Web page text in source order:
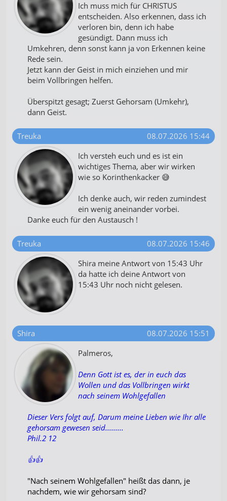
Ich muss mich für CHRISTUS
entscheiden. Also erkennen, dass ich
verloren bin, denn ich habe
gesündigt. Dann muss ich
Umkehren, denn sonst kann ja von Erkennen keine
Rede sein.
Jetzt kann der Geist in mich einziehen und mir
beim Vollbringen helfen.
Überspitzt gesagt; Zuerst Gehorsam (Umkehr),
dann Geist.
Treuka
08.07.2026 15:44
Ich versteh euch und es ist ein
wichtiges Thema, aber wir wirken
wie so Korinthenkacker 😅
Ich denke auch, wir reden zumindest
ein wenig aneinander vorbei.
Danke euch für den Austausch !
Treuka
08.07.2026 15:46
Shira meine Antwort von 15:43 Uhr
da hatte ich deine Antwort von
15:43 Uhr noch nicht gelesen.
Shira
08.07.2026 15:51
Palmeros,
Denn Gott ist es, der in euch das
Wollen und das Vollbringen wirkt
nach seinem Wohlgefallen
Dieser Vers folgt auf, Darum meine Lieben wie Ihr alle
gehorsam gewesen seid.........
Phil.2 12
👍👍
"Nach seinem Wohlgefallen" heißt das dann, je
nachdem, wie wir gehorsam sind?